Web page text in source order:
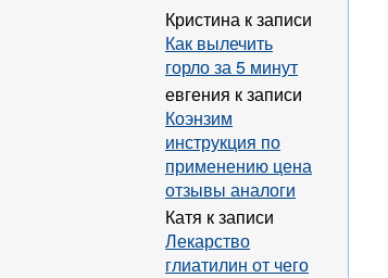
Кристина к записи
Как вылечить
горло за 5 минут
евгения к записи
Коэнзим
инструкция по
применению цена
отзывы аналоги
Катя к записи
Лекарство
глиатилин от чего